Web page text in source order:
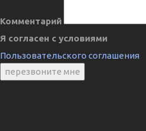
Комментарий
Я согласен с условиями
Пользовательского соглашения
перезвоните мне